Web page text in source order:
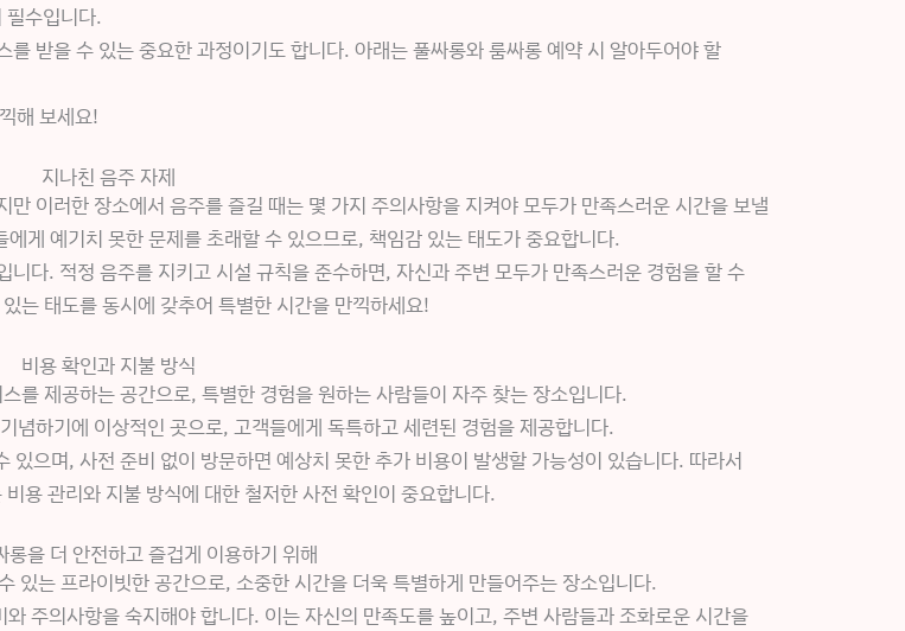
수입니다.
받을 수 있는 중요한 과정이기도 합니다. 아래는 풀싸롱와 룸싸롱 예약 시 알아두어야 할
해 보세요!
지나친 음주 자제
이러한 장소에서 음주를 즐길 때는 몇 가지 주의사항을 지켜야 모두가 만족스러운 시간을 보낼
게 예기치 못한 문제를 초래할 수 있으므로, 책임감 있는 태도가 중요합니다.
다. 적정 음주를 지키고 시설 규칙을 준수하면, 자신과 주변 모두가 만족스러운 경험을 할 수
는 태도를 동시에 갖추어 특별한 시간을 만끽하세요!
비용 확인과 지불 방식
를 제공하는 공간으로, 특별한 경험을 원하는 사람들이 자주 찾는 장소입니다.
념하기에 이상적인 곳으로, 고객들에게 독특하고 세련된 경험을 제공합니다.
으며, 사전 준비 없이 방문하면 예상치 못한 추가 비용이 발생할 가능성이 있습니다. 따라서
용 관리와 지불 방식에 대한 철저한 사전 확인이 중요합니다.
롱을 더 안전하고 즐겁게 이용하기 위해
있는 프라이빗한 공간으로, 소중한 시간을 더욱 특별하게 만들어주는 장소입니다.
주의사항을 숙지해야 합니다. 이는 자신의 만족도를 높이고, 주변 사람들과 조화로운 시간을